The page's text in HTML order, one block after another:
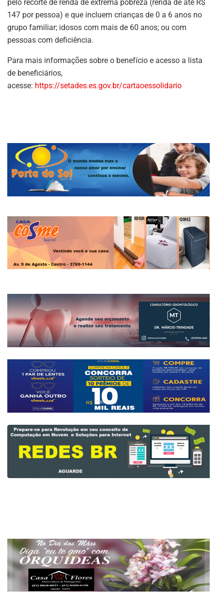
pelo recorte de renda de extrema pobreza (renda de até R$
147 por pessoa) e que incluem crianças de 0 a 6 anos no
grupo familiar; idosos com mais de 60 anos; ou com
pessoas com deficiência.
Para mais informações sobre o benefício e acesso a lista
de beneficiários,
acesse: https://setades.es.gov.br/cartaoessolidario